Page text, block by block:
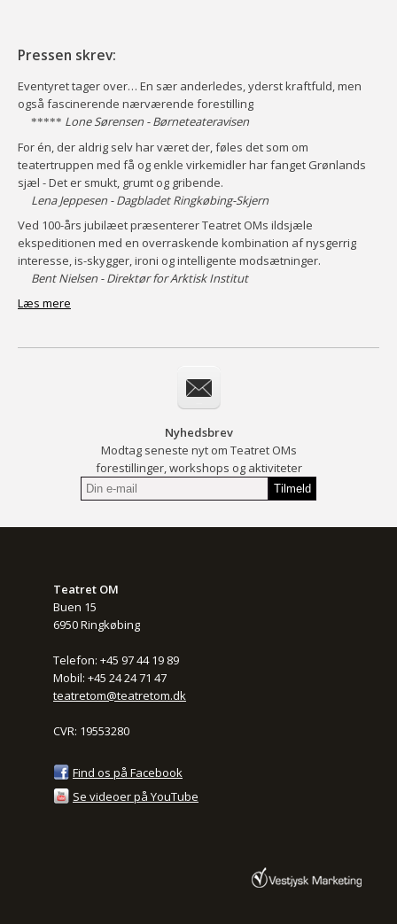
Pressen skrev:
Eventyret tager over… En sær anderledes, yderst kraftfuld, men
også fascinerende nærværende forestilling
***** Lone Sørensen - Børneteateravisen
For én, der aldrig selv har været der, føles det som om
teatertruppen med få og enkle virkemidler har fanget Grønlands
sjæl - Det er smukt, grumt og gribende.
Lena Jeppesen - Dagbladet Ringkøbing-Skjern
Ved 100-års jubilæet præsenterer Teatret OMs ildsjæle
ekspeditionen med en overraskende kombination af nysgerrig
interesse, is-skygger, ironi og intelligente modsætninger.
Bent Nielsen - Direktør for Arktisk Institut
Læs mere
Nyhedsbrev
Modtag seneste nyt om Teatret OMs
forestillinger, workshops og aktiviteter
Teatret OM
Buen 15
6950 Ringkøbing
Telefon: +45 97 44 19 89
Mobil: +45 24 24 71 47
teatretom@teatretom.dk
CVR: 19553280
Find os på Facebook
Se videoer på YouTube